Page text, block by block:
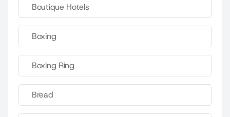
Boutique Hotels
Boxing
Boxing Ring
Bread